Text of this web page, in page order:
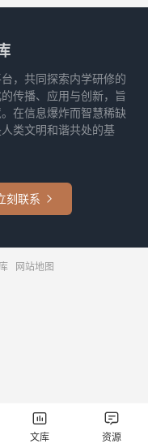
，共同探索内学研修的
传播、应用与创新，旨
在信息爆炸而智慧稀缺
类文明和谐共处的基
刻联系 
网站地图

文库

资源